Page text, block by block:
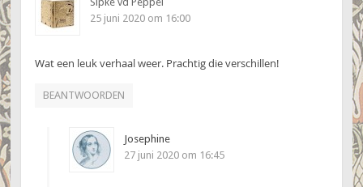
25 juni 2020 om 16:00
Wat een leuk verhaal weer. Prachtig die verschillen!
BEANTWOORDEN
Josephine
27 juni 2020 om 16:45